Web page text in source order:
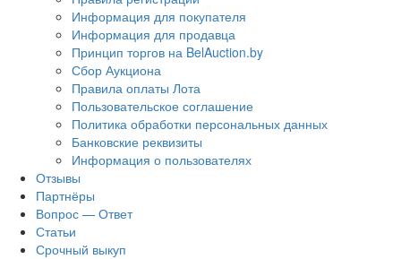
Информация для покупателя
Информация для продавца
Принцип торгов на BelAuction.by
Сбор Аукциона
Правила оплаты Лота
Пользовательское соглашение
Политика обработки персональных данных
Банковские реквизиты
Информация о пользователях
Отзывы
Партнёры
Вопрос — Ответ
Статьи
Срочный выкуп